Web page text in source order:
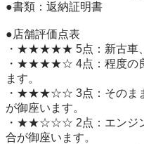
●書類：返納証明書
●店舗評価点表
・★★★★★ 5点：新古車
・★★★★☆ 4点：程度の良
ます。
・★★★☆☆ 3点：そのまま
が御座います。
・★★☆☆☆ 2点：エンジン
合が御座います。